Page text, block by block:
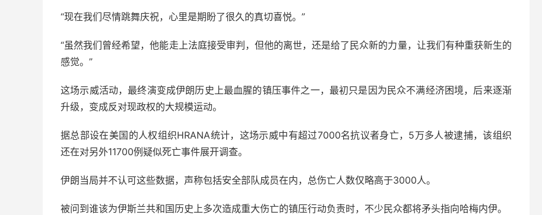
“现在我们尽情跳舞庆祝，心里是期盼了很久的真切喜悦。”
“虽然我们曾经希望，他能走上法庭接受审判，但他的离世，还是给了民众新的力量，让我们有种重获新生的
感觉。”
这场示威活动，最终演变成伊朗历史上最血腥的镇压事件之一，最初只是因为民众不满经济困境，后来逐渐
升级，变成反对现政权的大规模运动。
据总部设在美国的人权组织HRANA统计，这场示威中有超过7000名抗议者身亡，5万多人被逮捕，该组织
还在对另外11700例疑似死亡事件展开调查。
伊朗当局并不认可这些数据，声称包括安全部队成员在内，总伤亡人数仅略高于3000人。
被问到谁该为伊斯兰共和国历史上多次造成重大伤亡的镇压行动负责时，不少民众都将矛头指向哈梅内伊。